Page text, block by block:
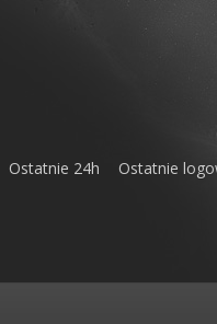
Ostatnie 24h Ostatnie